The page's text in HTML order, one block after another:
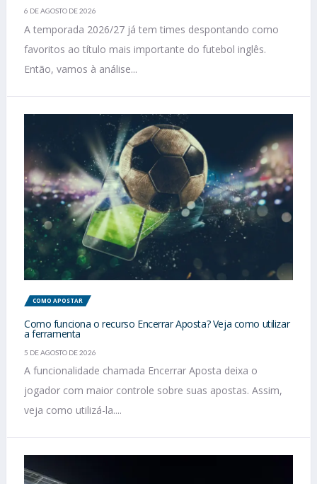
6 DE AGOSTO DE 2026
A temporada 2026/27 já tem times despontando como
favoritos ao título mais importante do futebol inglês.
Então, vamos à análise...
COMO APOSTAR
Como funciona o recurso Encerrar Aposta? Veja como utilizar
a ferramenta
5 DE AGOSTO DE 2026
A funcionalidade chamada Encerrar Aposta deixa o
jogador com maior controle sobre suas apostas. Assim,
veja como utilizá-la....